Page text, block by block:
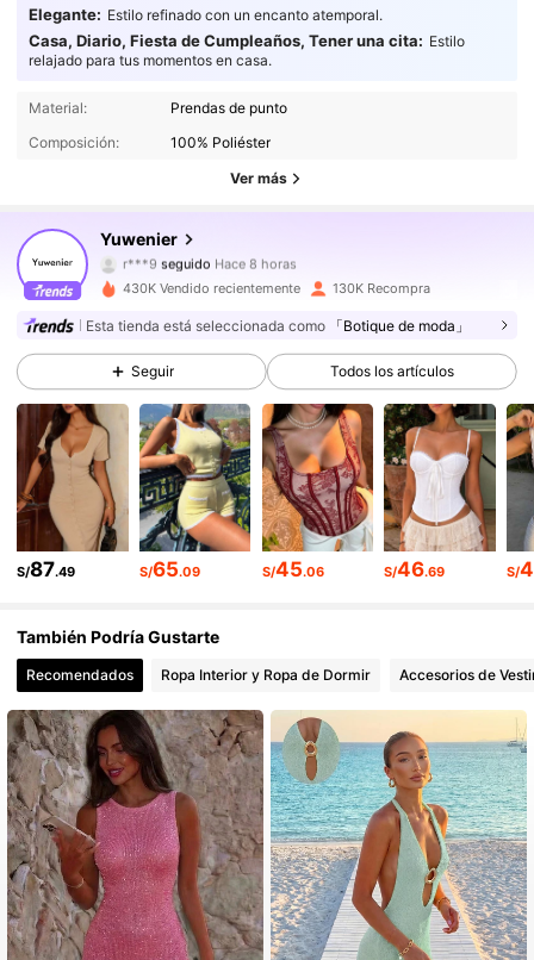
Elegante: Estilo refinado con un encanto atemporal.
Casa, Diario, Fiesta de Cumpleaños, Tener una cita: Estilo
relajado para tus momentos en casa.
Material:
Prendas de punto
Composición:
100% Poliéster
Ver más
Yuwenier
4.88 70K Seguidores
r***9seguido
4.88
70K Seguidores
4.88 70K Seguidores
70K Seguidores
4.88 70K Seguidores
4.88 70K Seguidores
70K Seguidores
4.88 70K Seguidores
430K Vendido recientemente 130K Recompra
Esta tienda está seleccionada como 「Botique de moda」
Seguir Todos los artículos
S/87.49 S/65.09 S/45.06 S/46.69 S/
También Podría Gustarte
Recomendados Ropa Interior y Ropa de Dormir Accesorios de